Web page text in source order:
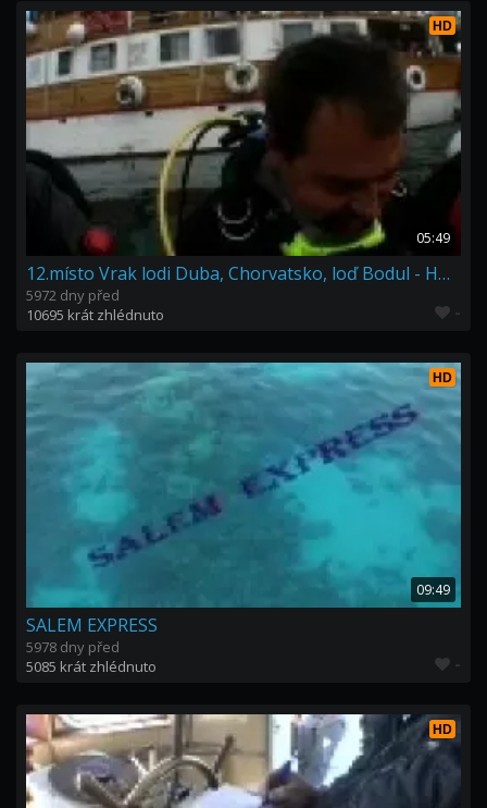
HD
05:49
12.místo Vrak lodi Duba, Chorvatsko, loď Bodul - HD SOUTEZ
5972 dny před
10695 krát zhlédnuto
-
HD
09:49
SALEM EXPRESS
5978 dny před
5085 krát zhlédnuto
-
HD